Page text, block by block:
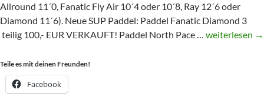
Allround 11´0, Fanatic Fly Air 10´4 oder 10´8, Ray 12´6 oder
Diamond 11´6). Neue SUP Paddel: Paddel Fanatic Diamond 3
teilig 100,- EUR VERKAUFT! Paddel North Pace … Gebrauchte
weiterlesen →
Teile es mit deinen Freunden!
Facebook